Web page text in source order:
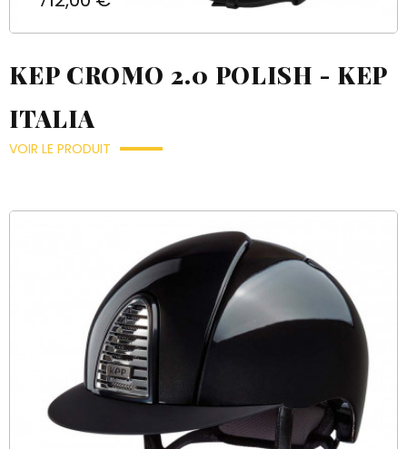
KEP CROMO 2.0 POLISH - KEP
ITALIA
VOIR LE PRODUIT